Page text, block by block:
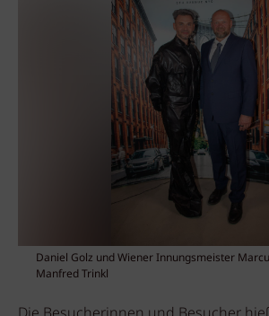
Daniel Golz und Wiener Innungsmeister
Manfred Trinkl